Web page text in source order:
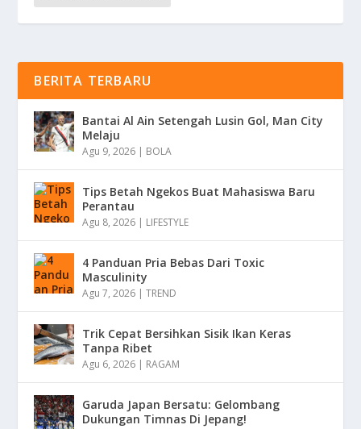
BERITA TERBARU
Bantai Al Ain Setengah Lusin Gol, Man City
Melaju
Agu 9, 2026 | BOLA
Tips Betah Ngekos Buat Mahasiswa Baru
Perantau
Agu 8, 2026 | LIFESTYLE
4 Panduan Pria Bebas Dari Toxic
Masculinity
Agu 7, 2026 |TREND
Trik Cepat Bersihkan Sisik Ikan Keras
Tanpa Ribet
Agu 6, 2026 | RAGAM
Garuda Japan Bersatu: Gelombang
Dukungan Timnas Di Jepang!